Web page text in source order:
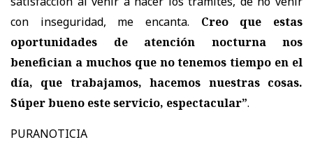
con inseguridad, me encanta. Creo que estas
oportunidades de atención nocturna nos
benefician a muchos que no tenemos tiempo en el
día, que trabajamos, hacemos nuestras cosas.
Súper bueno este servicio, espectacular”.
PURANOTICIA